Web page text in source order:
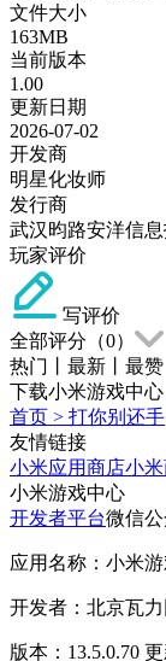
文件大小
163MB
当前版本
1.00
更新日期
2026-07-02
开发商
明星化妆师
发行商
武汉昀路安洋信
玩家评价
写评价
全部评分（0）
热门
最新
最赞
下载小米游戏中心
首页 > 打你别还手
友情链接
小米应用商店小
小米游戏中心
开发者平台微信
应用名称：小米
开发者：北京瓦
版本：13.5.0.70